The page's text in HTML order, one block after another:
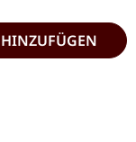
HINZUFÜGEN